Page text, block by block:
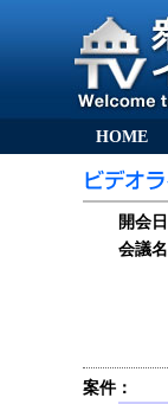
HOME
開会日
会議名
案件：